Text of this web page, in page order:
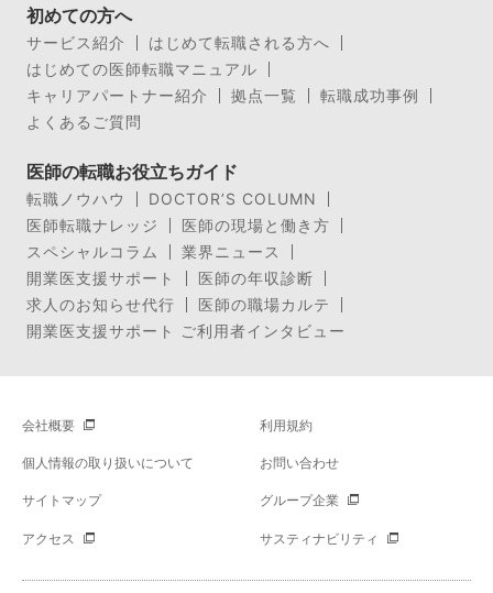
初めての方へ
サービス紹介
はじめて転職される方へ
はじめての医師転職マニュアル
キャリアパートナー紹介
拠点一覧
転職成功事例
よくあるご質問
医師の転職お役立ちガイド
転職ノウハウ
DOCTOR’S COLUMN
医師転職ナレッジ
医師の現場と働き方
スペシャルコラム
業界ニュース
開業医支援サポート
医師の年収診断
求人のお知らせ代行
医師の職場カルテ
開業医支援サポート ご利用者インタビュー
会社概要 利用規約
個人情報の取り扱いについて お問い合わせ
サイトマップ グループ企業
アクセス サスティナビリティ